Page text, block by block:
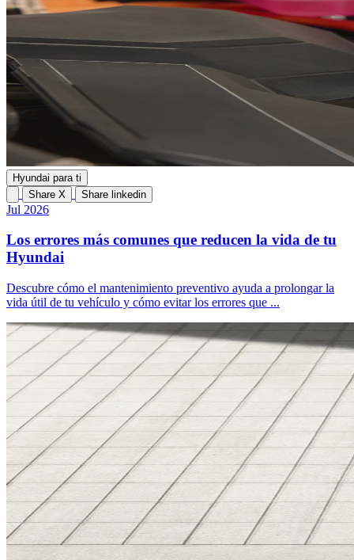
Hyundai para ti
Share X
Share linkedin
Jul 2026
Los errores más comunes que reducen la vida de tu
Hyundai
Descubre cómo el mantenimiento preventivo ayuda a prolongar la
vida útil de tu vehículo y cómo evitar los errores que ...